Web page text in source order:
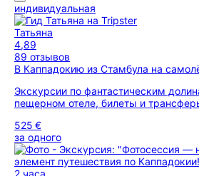
индивидуальная
Татьяна
4,89
89 отзывов
В Каппадокию из Стамбула на
Экскурсии по фантастическим
пещерном отеле, билеты и
525 €
за одного
2 часа